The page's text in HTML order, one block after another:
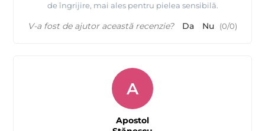
de îngrijire, mai ales pentru pielea sensibilă.
V-a fost de ajutor această recenzie? Da Nu (0/0)
A
Apostol